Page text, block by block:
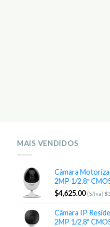
MAIS VENDIDOS
Câmara
2MP 1/2.8″
$4,625.00 (S/Iva) $
Câmara IP
2MP 1/2.8"